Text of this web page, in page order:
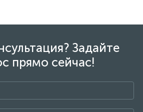
Задайте
прямо сейчас!